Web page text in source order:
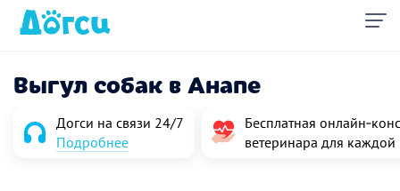
Выгул собак в Анапе
Догси на связи 24/7
Подробнее
Бесплатная
ветеринара для